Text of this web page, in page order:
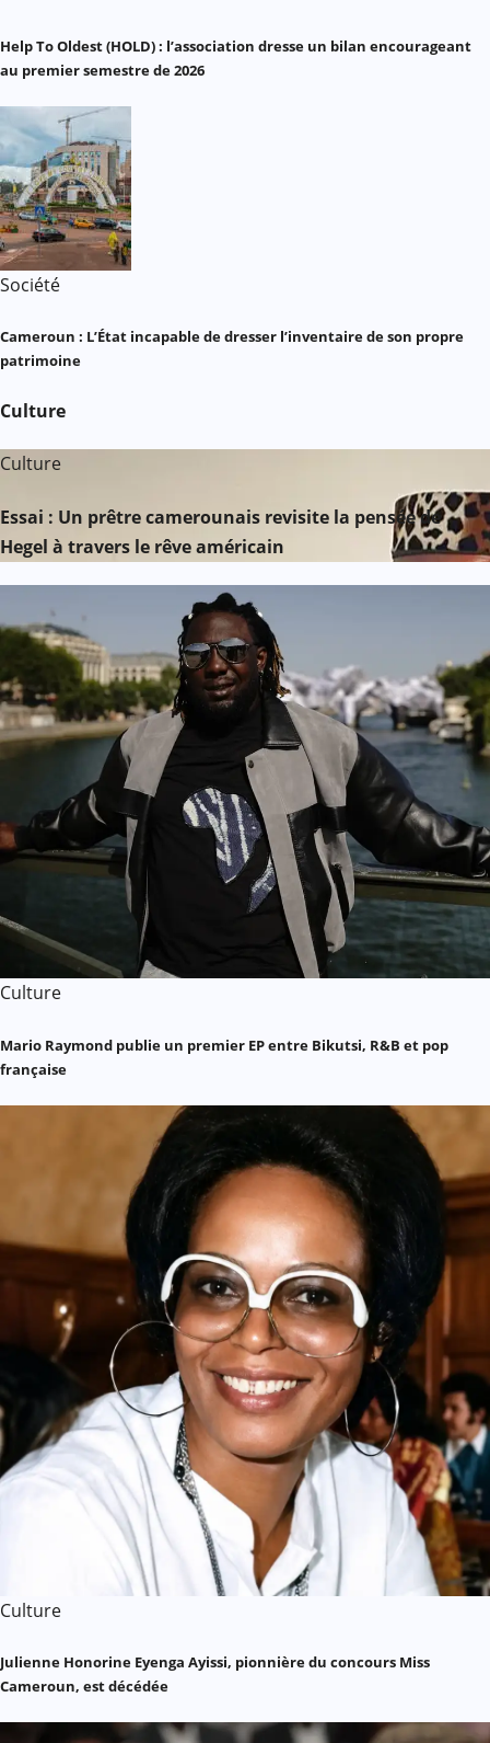
Help To Oldest (HOLD) : l’association dresse un bilan encourageant
au premier semestre de 2026
Société
Cameroun : L’État incapable de dresser l’inventaire de son propre
patrimoine
Culture
Culture
Essai : Un prêtre camerounais revisite la pensée de
Hegel à travers le rêve américain
Culture
Mario Raymond publie un premier EP entre Bikutsi, R&B et pop
française
Culture
Julienne Honorine Eyenga Ayissi, pionnière du concours Miss
Cameroun, est décédée